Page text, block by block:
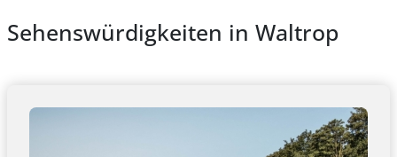
Sehenswürdigkeiten in Waltrop